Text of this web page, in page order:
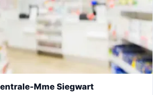
Mme Siegwart